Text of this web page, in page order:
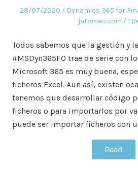
Posted
28/07/2020
Posted
Dynamics 365 for
jatomas.com
1
Todos sabemos que la gestión y
#MSDyn365FO trae de serie con
Microsoft 365 es muy buena,
ficheros Excel. Aun así, existen
tenemos que desarrollar código
ficheros o para importarlos por
puede ser importar ficheros con
Read